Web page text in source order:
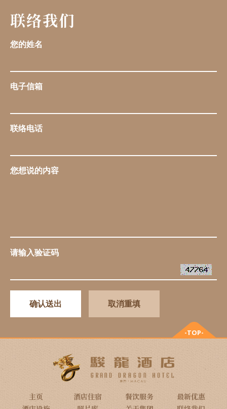
联络我们
您的姓名
电子信箱
联络电话
您想说的内容
请输入验证码
确认送出 取消重填
主页 酒店住宿 餐饮服务
最新优惠
-TOP-